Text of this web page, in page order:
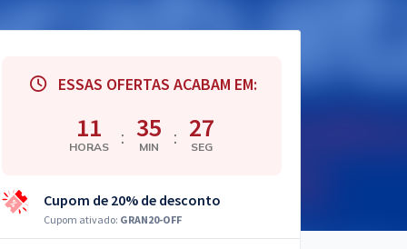
ESSAS OFERTAS ACABAM EM:
11
HORAS : 35
MIN : 26
SEG
Cupom de 20% de desconto
Cupom ativado: GRAN20-OFF